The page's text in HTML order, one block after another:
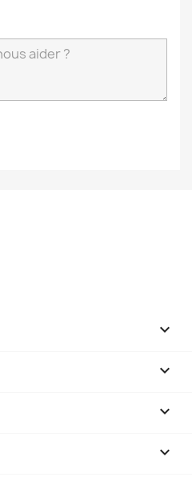



keyboard_arrow_down